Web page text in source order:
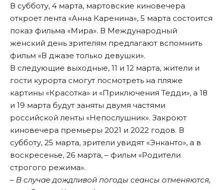
В субботу, 4 марта, мартовские киновечера
откроет лента «Анна Каренина», 5 марта состоится
показ фильма «Мира». В Международный
женский день зрителям предлагают вспомнить
фильм «В джазе только девушки».
В следующие выходные, 11 и 12 марта, жители и
гости курорта смогут посмотреть на пляже
картины «Красотка» и «Приключения Тедди», а 18
и 19 марта будут заняты двумя частями
российской ленты «Непослушник». Закроют
киновечера премьеры 2021 и 2022 годов. В
субботу, 25 марта, зрители увидят «Энканто», а в
воскресенье, 26 марта, – фильм «Родители
строгого режима».
– В случае дождливой погоды сеансы отменяются,